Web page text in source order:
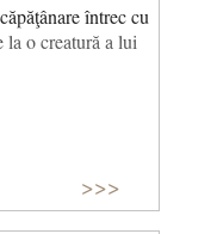
întrec cu
la o creatură a lui
>>>